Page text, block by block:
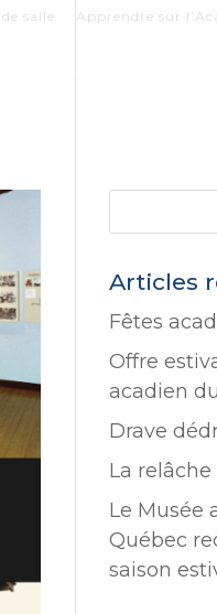
salle Apprendre sur
Articles
Fêtes
Offre
acadien
Drave
La relâche
Le Musée
Québec
saison